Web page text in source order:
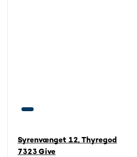
Syrenvænget 12, Thyregod
7323 Give